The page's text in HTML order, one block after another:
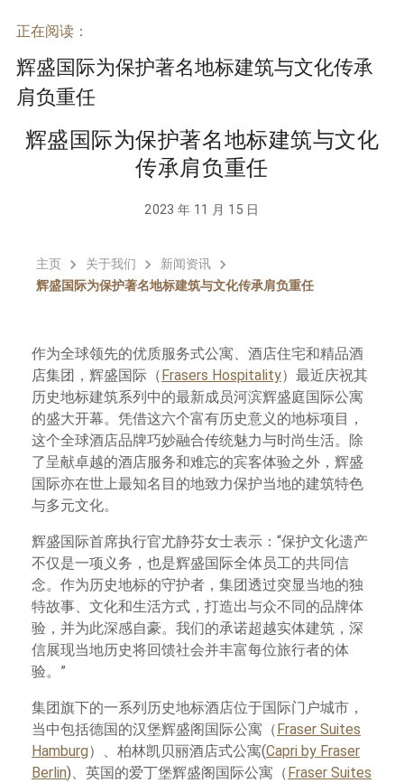
正在阅读：
辉盛国际为保护著名地标建筑与文化传承
肩负重任
辉盛国际为保护著名地标建筑与文化
传承肩负重任
2023 年 11 月 15 日
主页 关于我们
新闻资讯
辉盛国际为保护著名地标建筑与文化传承肩负重任
作为全球领先的优质服务式公寓、酒店住宅和精品酒
店集团，辉盛国际（Frasers Hospitality）最近庆祝其
历史地标建筑系列中的最新成员河滨辉盛庭国际公寓
的盛大开幕。凭借这六个富有历史意义的地标项目，
这个全球酒店品牌巧妙融合传统魅力与时尚生活。除
了呈献卓越的酒店服务和难忘的宾客体验之外，辉盛
国际亦在世上最知名目的地致力保护当地的建筑特色
与多元文化。
辉盛国际首席执行官尤静芬女士表示：“保护文化遗产
不仅是一项义务，也是辉盛国际全体员工的共同信
念。作为历史地标的守护者，集团透过突显当地的独​​
特故事、文化和生活方式，打造出与众不同的品牌体
验，并为此深感自豪。我们的承诺超越实体建筑，深
信展现当地历史将回馈社会并丰富每位旅行者的体
验。”
集团旗下的一系列历史地标酒店位于国际门户城市，
当中包括德国的汉堡辉盛阁国际公寓（Fraser Suites
Hamburg）、柏林凯贝丽酒店式公寓(Capri by Fraser
Berlin)、英国的爱丁堡辉盛阁国际公寓（Fraser Suites